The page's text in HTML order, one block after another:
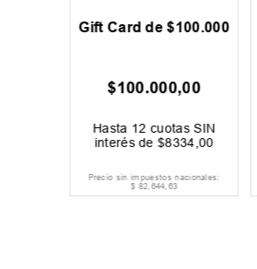
Gift Card de $100.000
$100.000,00
Hasta 12 cuotas SIN
interés de$8334 ,00
Precio sin impuestos nacionales:
$ 82.644,63